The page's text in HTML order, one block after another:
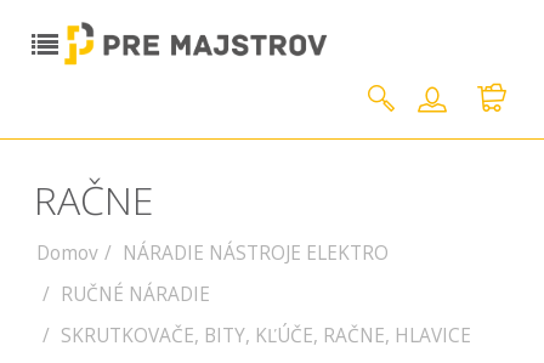
RAČNE
Domov
NÁRADIE NÁSTROJE ELEKTRO
RUČNÉ NÁRADIE
SKRUTKOVAČE, BITY, KĽÚČE, RAČNE, HLAVICE